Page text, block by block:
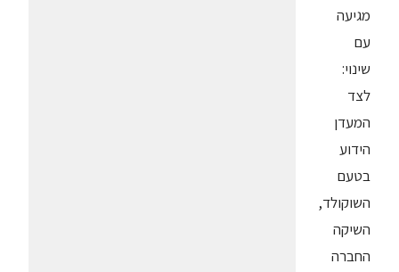
מגיעה
עם
שינוי:
לצד
המעדן
הידוע
בטעם
השוקולד,
השיקה
החברה